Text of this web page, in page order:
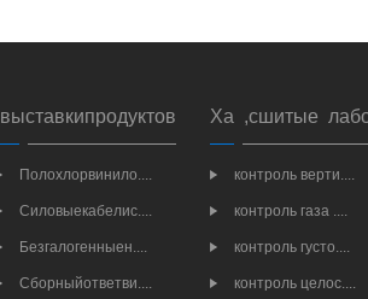
выставкипродуктов
Полохлорвинило....
Силовыекабелис....
Безгалогенныен....
Сборныйответви....
Ха ,сшитые
контроль верти....
контроль газа ....
контроль густо....
контроль целос....